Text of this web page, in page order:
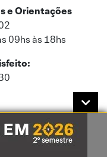
e Orientações
09hs às 18hs
com a nossaPolítica de
.